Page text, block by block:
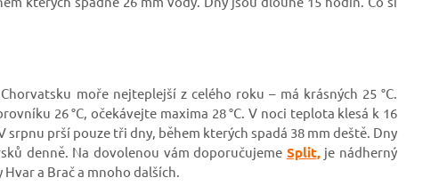
moře nejteplejší z celého roku – má krásných 25 °C.
26 °C, očekávejte maxima 28 °C. V noci teplota klesá k 16
prší pouze tři dny, během kterých spadá 38 mm deště. Dny
denně. Na dovolenou vám doporučujeme Split, je nádherný
a Brač a mnoho dalších.